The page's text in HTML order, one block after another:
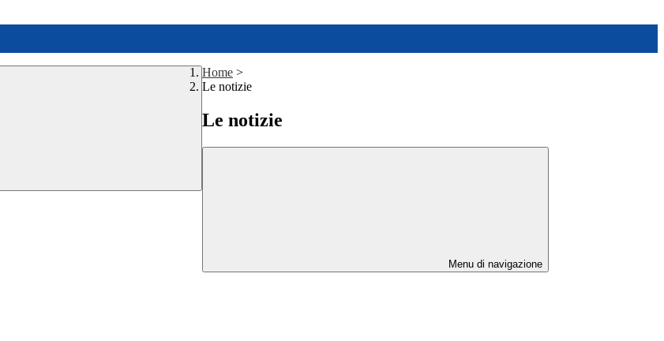
Home >
Le notizie
Le notizie
Menu di navigazione